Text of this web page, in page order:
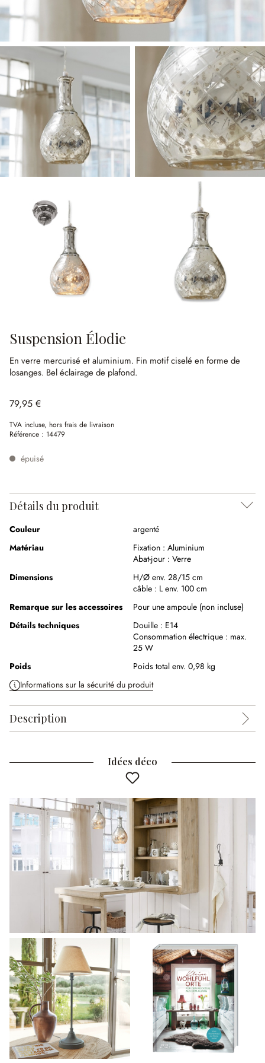
Suspension Élodie
En verre mercurisé et aluminium. Fin motif ciselé en forme de
losanges. Bel éclairage de plafond.
79,95 €
TVA incluse, hors frais de livraison
Référence : 14479
épuisé
Détails du produit
Couleur
argenté
Matériau
Fixation : Aluminium
Abat-jour : Verre
Dimensions
H/Ø env. 28/15 cm
câble : L env. 100 cm
Remarque sur les accessoires
Pour une ampoule (non incluse)
Détails techniques
Douille : E14
Consommation électrique : max.
25 W
Poids
Poids total env. 0,98 kg
Informations sur la sécurité du produit
Description
Idées déco